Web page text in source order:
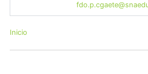
Inicio